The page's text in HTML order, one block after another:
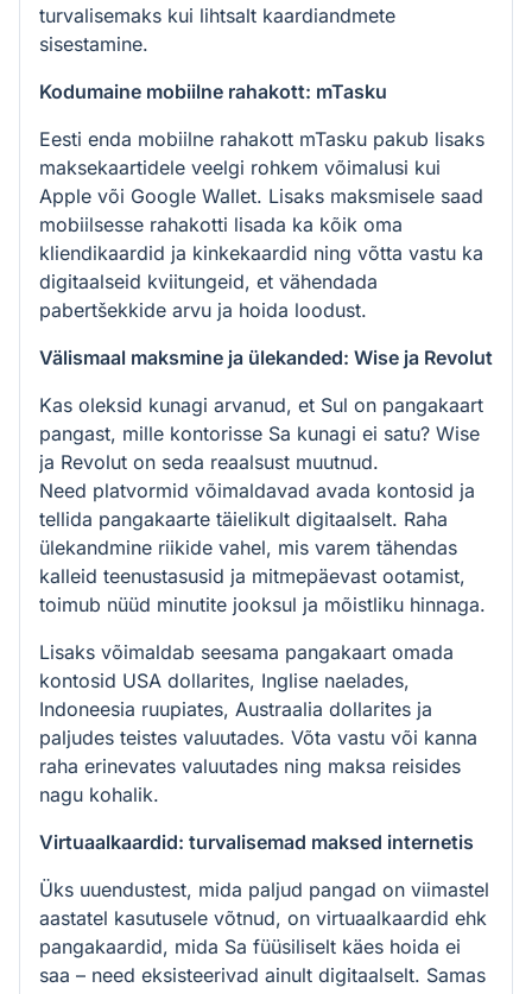
turvalisemaks kui lihtsalt kaardiandmete
sisestamine.
Kodumaine mobiilne rahakott: mTasku
Eesti enda mobiilne rahakott mTasku pakub lisaks
maksekaartidele veelgi rohkem võimalusi kui
Apple või Google Wallet. Lisaks maksmisele saad
mobiilsesse rahakotti lisada ka kõik oma
kliendikaardid ja kinkekaardid ning võtta vastu ka
digitaalseid kviitungeid, et vähendada
pabertšekkide arvu ja hoida loodust.
Välismaal maksmine ja ülekanded: Wise ja Revolut
Kas oleksid kunagi arvanud, et Sul on pangakaart
pangast, mille kontorisse Sa kunagi ei satu? Wise
ja Revolut on seda reaalsust muutnud.
Need platvormid võimaldavad avada kontosid ja
tellida pangakaarte täielikult digitaalselt. Raha
ülekandmine riikide vahel, mis varem tähendas
kalleid teenustasusid ja mitmepäevast ootamist,
toimub nüüd minutite jooksul ja mõistliku hinnaga.
Lisaks võimaldab seesama pangakaart omada
kontosid USA dollarites, Inglise naelades,
Indoneesia ruupiates, Austraalia dollarites ja
paljudes teistes valuutades. Võta vastu või kanna
raha erinevates valuutades ning maksa reisides
nagu kohalik.
Virtuaalkaardid: turvalisemad maksed internetis
Üks uuendustest, mida paljud pangad on viimastel
aastatel kasutusele võtnud, on virtuaalkaardid ehk
pangakaardid, mida Sa füüsiliselt käes hoida ei
saa – need eksisteerivad ainult digitaalselt. Samas